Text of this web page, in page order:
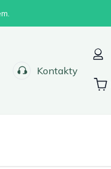
Kontakty